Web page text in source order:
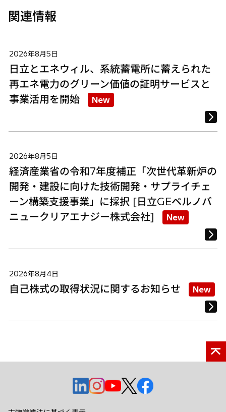
関連情報
2026年8月5日
日立とエネウィル、系統蓄電所に蓄えられた
再エネ電力のグリーン価値の証明サービスと
事業活用を開始
New
2026年8月5日
経済産業省の令和7年度補正「次世代革新炉の
開発・建設に向けた技術開発・サプライチェ
ーン構築支援事業」に採択 [日立GEベルノバ
ニュークリアエナジー株式会社]
New
2026年8月4日
自己株式の取得状況に関するお知らせ New
新
し
新
新
し
新
し
新